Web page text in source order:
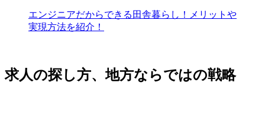
エンジニアだからできる田舎暮らし！メリットや
実現方法を紹介！
求人の探し方、地方ならではの戦略